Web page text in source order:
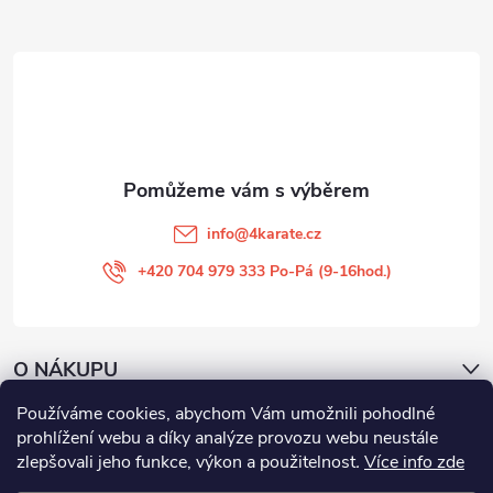
Používáme cookies, abychom Vám umožnili pohodlné
prohlížení webu a díky analýze provozu webu neustále
zlepšovali jeho funkce, výkon a použitelnost. Více info zde
info@4karate.cz
+420 704 979 333 Po-Pá (9-16hod.)
O NÁKUPU
Facebook